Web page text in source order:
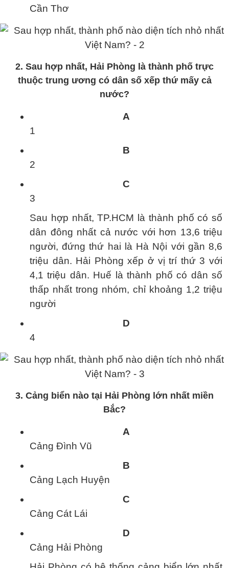
Cần Thơ
2. Sau hợp nhất, Hải Phòng là thành phố trực
thuộc trung ương có dân số xếp thứ mấy cả
nước?
A
1
B
2
C
3
Sau hợp nhất, TP.HCM là thành phố có số
dân đông nhất cả nước với hơn 13,6 triệu
người, đứng thứ hai là Hà Nội với gần 8,6
triệu dân. Hải Phòng xếp ở vị trí thứ 3 với
4,1 triệu dân. Huế là thành phố có dân số
thấp nhất trong nhóm, chỉ khoảng 1,2 triệu
người
D
4
3. Cảng biển nào tại Hải Phòng lớn nhất miền
Bắc?
A
Cảng Đình Vũ
B
Cảng Lạch Huyện
C
Cảng Cát Lái
D
Cảng Hải Phòng